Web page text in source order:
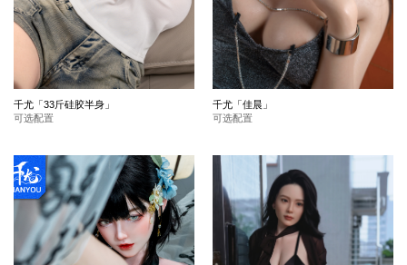
千尤「33斤硅胶半身」
可选配置
千尤「佳晨」
可选配置